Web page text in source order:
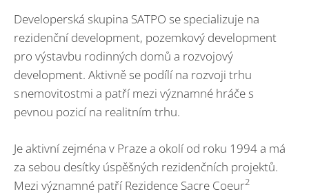
Developerská skupina SATPO se specializuje na
rezidenční development, pozemkový development
pro výstavbu rodinných domů a rozvojový
development. Aktivně se podílí na rozvoji trhu
s nemovitostmi a patří mezi významné hráče s
pevnou pozicí na realitním trhu.
Je aktivní zejména v Praze a okolí od roku 1994 a má
za sebou desítky úspěšných rezidenčních projektů.
Mezi významné patří Rezidence Sacre Coeur2